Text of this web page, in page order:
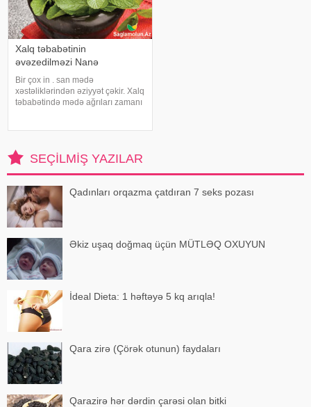
Xalq təbabətinin
əvəzedilməzi Nanə
Bir çox in . san mədə
xəstəliklərindən əziyyət çəkir. Xalq
təbabətində mədə ağrıları zamanı
yabanSEÇILMIŞ YAZILAR
Qadınları orqazma çatdıran 7 seks pozası
Əkiz uşaq doğmaq üçün MÜTLƏQ OXUYUN
İdeal Dieta: 1 həftəyə 5 kq arıqla!
Qara zirə (Çörək otunun) faydaları
Qarazirə hər dərdin çarəsi olan bitki